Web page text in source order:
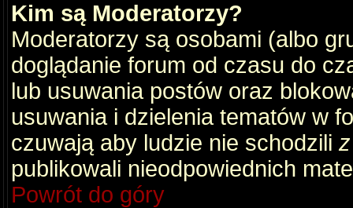
Kim są Moderatorzy?
Moderatorzy są osobami (albo
doglądanie forum od czasu do
lub usuwania postów oraz
usuwania i dzielenia tematów w
czuwają aby ludzie nie schodzili
publikowali nieodpowiednich
Powrót do góry